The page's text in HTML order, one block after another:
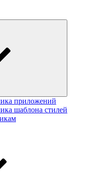
приложений
шаблона стилей